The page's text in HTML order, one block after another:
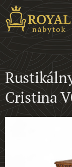
Cristina